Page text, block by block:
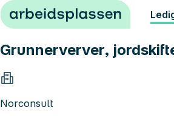
Hopp til innhold
Grunnerverver,
Norconsult